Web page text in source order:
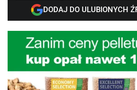
DODAJ DO ULUBIONYCH